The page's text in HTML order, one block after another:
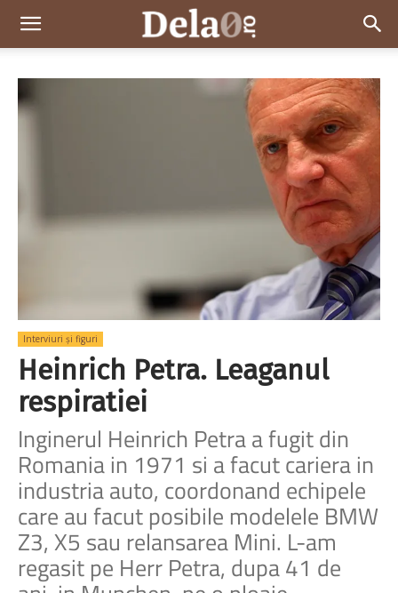
Dela0
Interviuri și figuri
Heinrich Petra. Leaganul
respiratiei
Inginerul Heinrich Petra a fugit din
Romania in 1971 si a facut cariera in
industria auto, coordonand echipele
care au facut posibile modelele BMW
Z3, X5 sau relansarea Mini. L-am
regasit pe Herr Petra, dupa 41 de